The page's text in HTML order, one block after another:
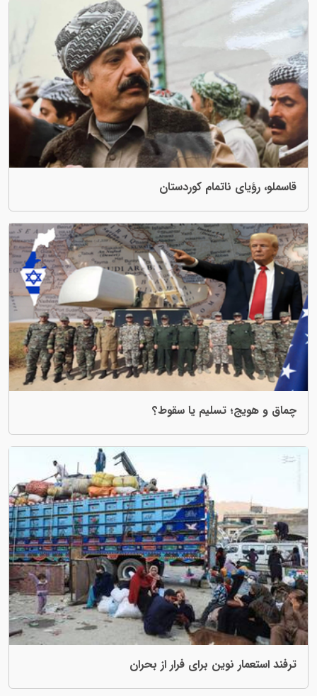
ناتمام کوردستان
تسلیم یا سقوط؟
نوین برای فرار از بحران